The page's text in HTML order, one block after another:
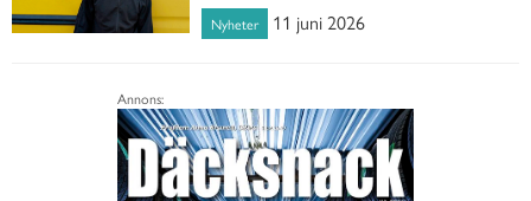
Nyheter 11 juni 2026
Annons: